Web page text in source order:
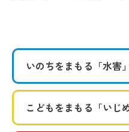
いのちをまもる 「水害
こどもをまもる 「いじ